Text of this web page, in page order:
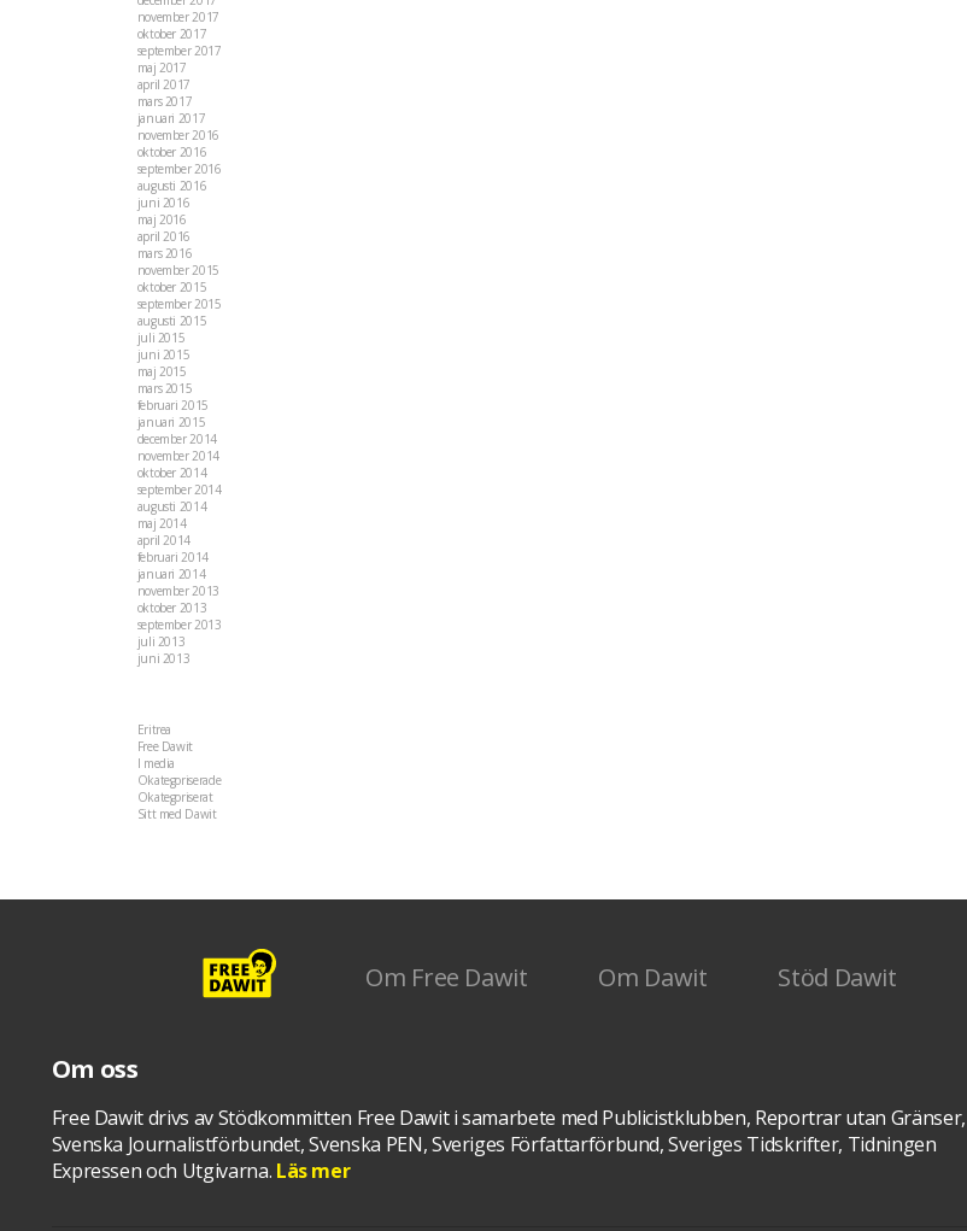
november 2017
oktober 2017
september 2017
maj 2017
april 2017
mars 2017
januari 2017
november 2016
oktober 2016
september 2016
augusti 2016
juni 2016
maj 2016
april 2016
mars 2016
november 2015
oktober 2015
september 2015
augusti 2015
juli 2015
juni 2015
maj 2015
mars 2015
februari 2015
januari 2015
december 2014
november 2014
oktober 2014
september 2014
augusti 2014
maj 2014
april 2014
februari 2014
januari 2014
november 2013
oktober 2013
september 2013
juli 2013
juni 2013
Eritrea
Free Dawit
I media
Okategoriserade(5)
Okategoriserat(36)
Sitt med Dawit(28)
Om Free Dawit Om Dawit Stöd Dawit
Om oss
Free Dawit drivs av Stödkommitten Free Dawit i samarbete med Publicistklubben, Reportrar utan Gränser,
Svenska Journalistförbundet, Svenska PEN, Sveriges Författarförbund, Sveriges Tidskrifter, Tidningen
Expressen och Utgivarna. Läs mer